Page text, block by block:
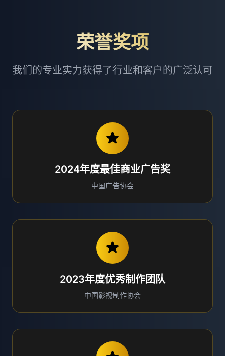
荣誉奖项
我们的专业实力获得了行业和客户的广泛认可
2024年度最佳商业广告奖
中国广告协会
2023年度优秀制作团队
中国影视制作协会